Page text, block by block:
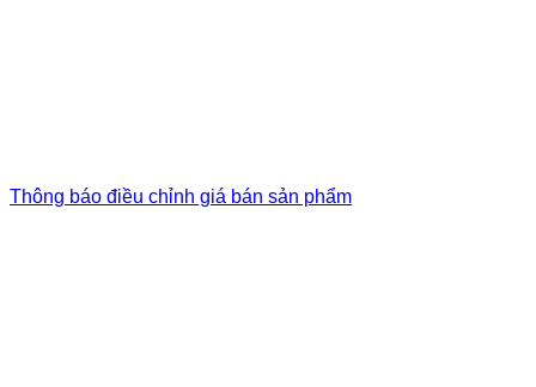
Thông báo điều chỉnh giá bán sản phẩm